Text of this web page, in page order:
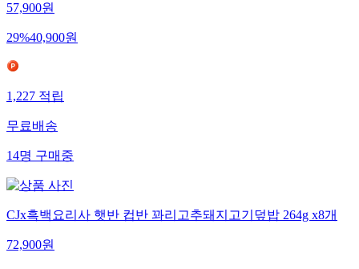
57,900원
29%40,900원
1,227적립
무료배송
14명구매중
CJx흑백요리사 햇반 컵반 꽈리고추돼지고기덮밥 264g x8개
72,900원